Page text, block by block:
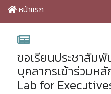
หน้าแรก
ขอเรียนประชาสัม
บุคลากรเข้าร่วมหลั
Lab for